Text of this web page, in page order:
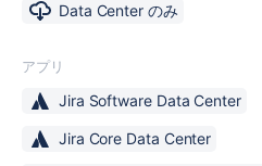
Data Center のみ
アプリ
Jira Software Data Center
Jira Core Data Center